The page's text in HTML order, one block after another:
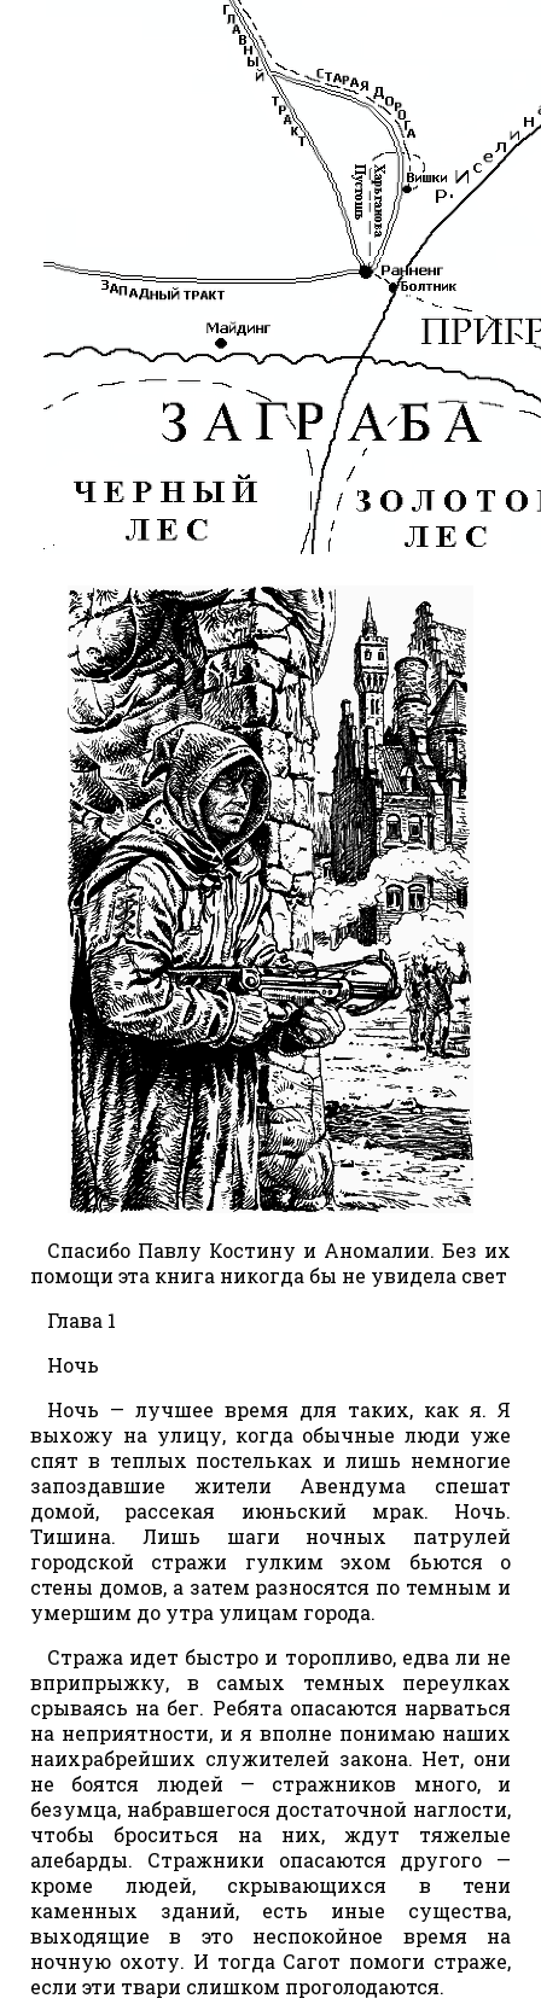
Спасибо Павлу Костину и Аномалии. Без их
помощи эта книга никогда бы не увидела свет
Глава 1
Ночь
Ночь — лучшее время для таких, как я. Я
выхожу на улицу, когда обычные люди уже
спят в теплых постельках и лишь немногие
запоздавшие жители Авендума спешат
домой, рассекая июньский мрак. Ночь.
Тишина. Лишь шаги ночных патрулей
городской стражи гулким эхом бьются о
стены домов, а затем разносятся по темным и
умершим до утра улицам города.
Стража идет быстро и торопливо, едва ли не
вприпрыжку, в самых темных переулках
срываясь на бег. Ребята опасаются нарваться
на неприятности, и я вполне понимаю наших
наихрабрейших служителей закона. Нет, они
не боятся людей — стражников много, и
безумца, набравшегося достаточной наглости,
чтобы броситься на них, ждут тяжелые
алебарды. Стражники опасаются другого —
кроме людей, скрывающихся в тени
каменных зданий, есть иные существа,
выходящие в это неспокойное время на
ночную охоту. И тогда Сагот помоги страже,
если эти твари слишком проголодаются.